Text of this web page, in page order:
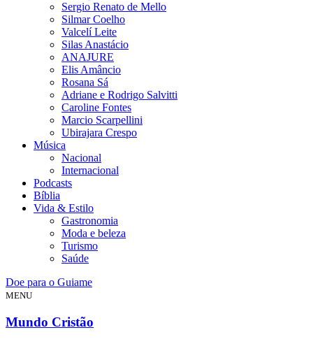
Sergio Renato de Mello
Silmar Coelho
Valcelí Leite
Silas Anastácio
ANAJURE
Elis Amâncio
Rosana Sá
Adriane e Rodrigo Salvitti
Caroline Fontes
Marcio Scarpellini
Ubirajara Crespo
Música
Nacional
Internacional
Podcasts
Bíblia
Vida & Estilo
Gastronomia
Moda e beleza
Turismo
Saúde
Doe para o Guiame
MENU
Mundo Cristão